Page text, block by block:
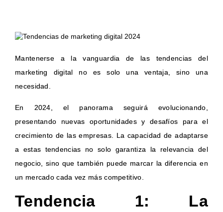
Mantenerse a la vanguardia de las tendencias del
marketing digital no es solo una ventaja, sino una
necesidad.
En 2024, el panorama seguirá evolucionando,
presentando nuevas oportunidades y desafíos para el
crecimiento de las empresas. La capacidad de adaptarse
a estas tendencias no solo garantiza la relevancia del
negocio, sino que también puede marcar la diferencia en
un mercado cada vez más competitivo.
Tendencia 1: La